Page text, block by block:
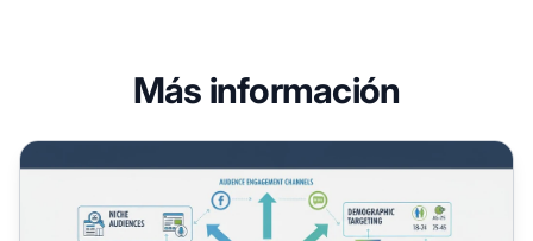
Más información
¿Cómo ayuda el marketing de afiliados a la